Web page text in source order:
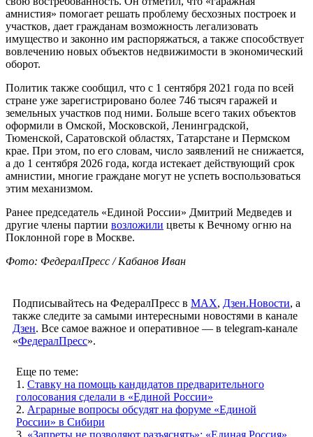
амнистия» помогает решать проблему бесхозных построек и
участков, дает гражданам возможность легализовать
имущество и законно им распоряжаться, а также способствует
вовлечению новых объектов недвижимости в экономический
оборот.
Политик также сообщил, что с 1 сентября 2021 года по всей
стране уже зарегистрировано более 746 тысяч гаражей и
земельных участков под ними. Больше всего таких объектов
оформили в Омской, Московской, Ленинградской,
Тюменской, Саратовской областях, Татарстане и Пермском
крае. При этом, по его словам, число заявлений не снижается,
а до 1 сентября 2026 года, когда истекает действующий срок
амнистии, многие граждане могут не успеть воспользоваться
этим механизмом.
Ранее председатель «Единой России» Дмитрий Медведев и
другие члены партии возложили цветы к Вечному огню на
Поклонной горе в Москве.
Фото: ФедералПресс / Кабанов Иван
Подписывайтесь на ФедералПресс в МАХ, Дзен.Новости, а
также следите за самыми интересными новостями в канале
Дзен. Все самое важное и оперативное — в telegram-канале
«ФедералПресс».
Еще по теме:
1. Ставку на помощь кандидатов предварительного
голосования сделали в «Единой России»
2. Аграрные вопросы обсудят на форуме «Единой
России» в Сибири
3. «Запреты не позволяют разъяснять»: «Единая Россия»